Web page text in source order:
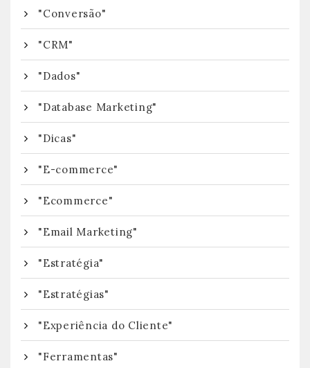
"Conversão"
"CRM"
"Dados"
"Database Marketing"
"Dicas"
"E-commerce"
"Ecommerce"
"Email Marketing"
"Estratégia"
"Estratégias"
"Experiência do Cliente"
"Ferramentas"